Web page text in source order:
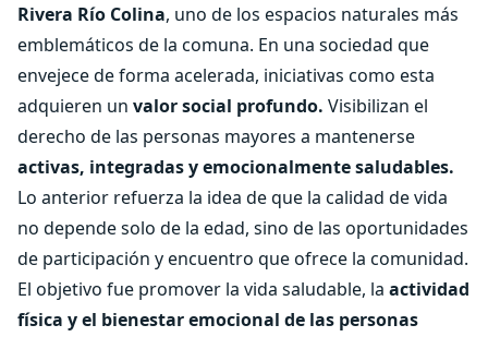
Rivera Río Colina, uno de los espacios naturales más
emblemáticos de la comuna. En una sociedad que
envejece de forma acelerada, iniciativas como esta
adquieren un valor social profundo. Visibilizan el
derecho de las personas mayores a mantenerse
activas, integradas y emocionalmente saludables.
Lo anterior refuerza la idea de que la calidad de vida
no depende solo de la edad, sino de las oportunidades
de participación y encuentro que ofrece la comunidad.
El objetivo fue promover la vida saludable, la actividad
física y el bienestar emocional de las personas